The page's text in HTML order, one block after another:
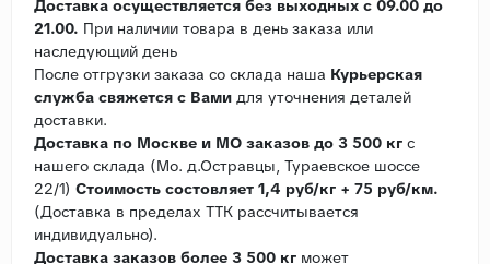
Доставка осуществляется без выходных с 09.00 до
21.00. При наличии товара в день заказа или
наследующий день
После отгрузки заказа со склада наша Курьерская
служба свяжется с Вами для уточнения деталей
доставки.
Доставка по Москве и МО заказов до 3 500 кг с
нашего склада (Мо. д.Остравцы, Тураевское шоссе
22/1) Стоимость состовляет 1,4 руб/кг + 75 руб/км.
(Доставка в пределах ТТК рассчитывается
индивидуально).
Доставка заказов более 3 500 кг может